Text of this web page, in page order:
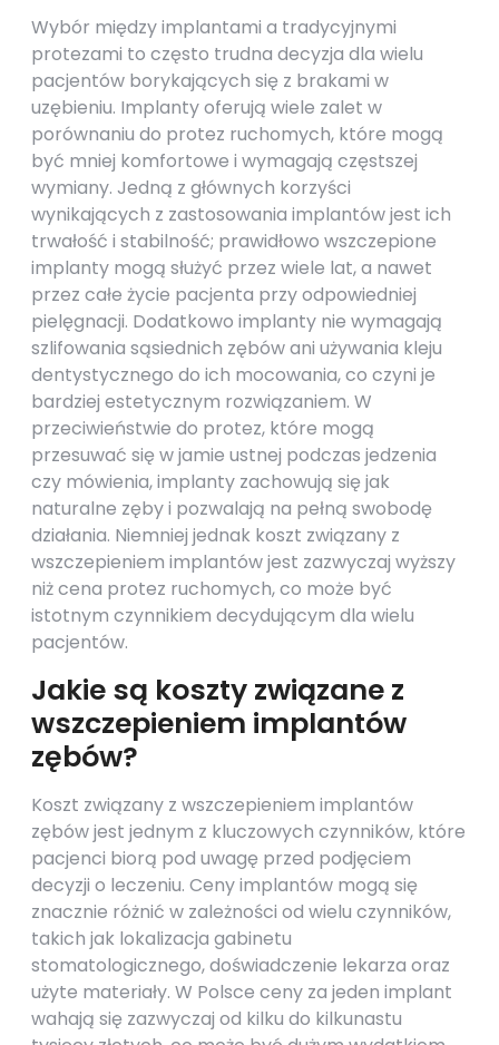
Wybór między implantami a tradycyjnymi
protezami to często trudna decyzja dla wielu
pacjentów borykających się z brakami w
uzębieniu. Implanty oferują wiele zalet w
porównaniu do protez ruchomych, które mogą
być mniej komfortowe i wymagają częstszej
wymiany. Jedną z głównych korzyści
wynikających z zastosowania implantów jest ich
trwałość i stabilność; prawidłowo wszczepione
implanty mogą służyć przez wiele lat, a nawet
przez całe życie pacjenta przy odpowiedniej
pielęgnacji. Dodatkowo implanty nie wymagają
szlifowania sąsiednich zębów ani używania kleju
dentystycznego do ich mocowania, co czyni je
bardziej estetycznym rozwiązaniem. W
przeciwieństwie do protez, które mogą
przesuwać się w jamie ustnej podczas jedzenia
czy mówienia, implanty zachowują się jak
naturalne zęby i pozwalają na pełną swobodę
działania. Niemniej jednak koszt związany z
wszczepieniem implantów jest zazwyczaj wyższy
niż cena protez ruchomych, co może być
istotnym czynnikiem decydującym dla wielu
pacjentów.
Jakie są koszty związane z
wszczepieniem implantów
zębów?
Koszt związany z wszczepieniem implantów
zębów jest jednym z kluczowych czynników, które
pacjenci biorą pod uwagę przed podjęciem
decyzji o leczeniu. Ceny implantów mogą się
znacznie różnić w zależności od wielu czynników,
takich jak lokalizacja gabinetu
stomatologicznego, doświadczenie lekarza oraz
użyte materiały. W Polsce ceny za jeden implant
wahają się zazwyczaj od kilku do kilkunastu